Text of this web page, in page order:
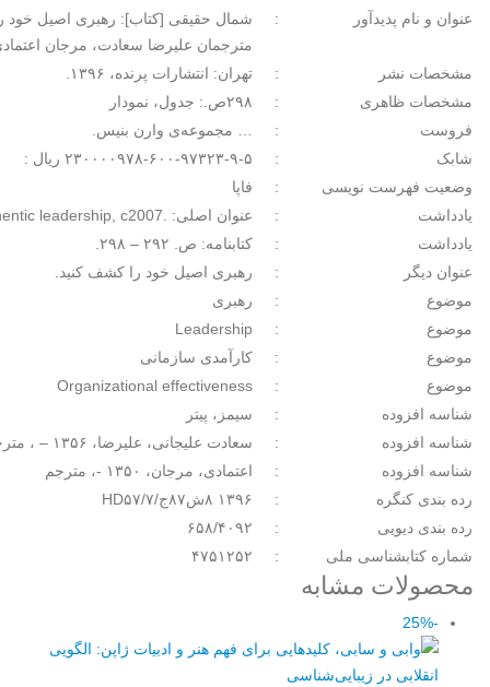
‏عنوان و نام پدیدآور
:
شمال حقیقی [کتاب]: رهبری اصیل خود
‏‫مترجمان علیرضا سعادت، مرجان
مشخصات نشر
:
تهران: انتشارات پرنده، ‏‫۱۳۹۶.‬
‏مشخصات ظاهری
:
فروست
:
… مجموعه‌ی وارن بنیس.
‏شابک
:
‏وضعیت فهرست نویسی
:
فاپا
‏یادداشت
:
‏یادداشت
:
کتابنامه: ص. ۲۹۲ – ۲۹۸.
‏عنوان دیگر
:
‏‫رهبری اصیل خود را کشف کنید.‬
‏موضوع
:
رهبری
‏موضوع
:
Leadership
‏موضوع
:
کارآمدی سازمانی
موضوع
:
Organizational effectiveness
‏شناسه افزوده
:
سیمز، پیتر
شناسه افزوده
:
سعادت علیجانی، علیرضا، ‏‫۱۳۵۶ – ‏، مترجم
شناسه افزوده
:
اعتمادی، مرجان، ‏‫۱۳۵۰ -‏‬، مترجم
‏رده بندی کنگره
:
‏رده بندی دیویی
:
‏شماره کتابشناسی ملی
: ۴۷۵۱۲۵۲‬
محصولات مشابه
-25%